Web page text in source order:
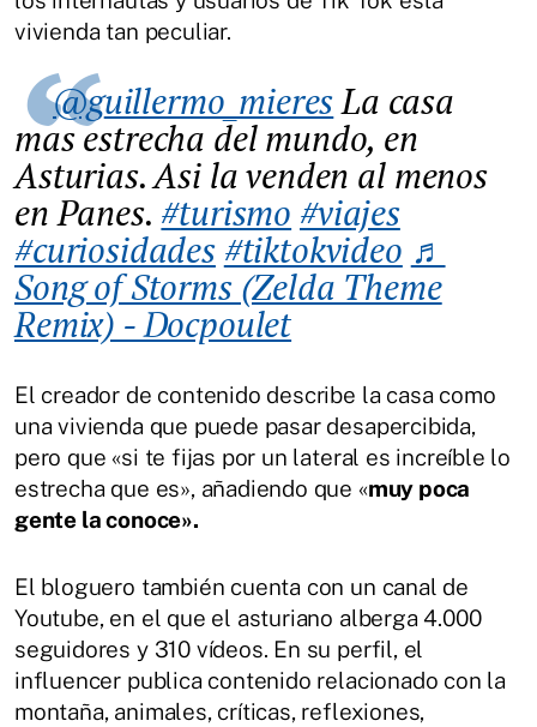
vivienda tan peculiar.
@guillermo_mieresLa casa
mas estrecha del mundo, en
Asturias. Asi la venden al menos
en Panes. #turismo #viajes
#curiosidades #tiktokvideo ♬
Song of Storms (Zelda Theme
Remix) - Docpoulet
El creador de contenido describe la casa como
una vivienda que puede pasar desapercibida,
pero que «si te fijas por un lateral es increíble lo
estrecha que es», añadiendo que «muy poca
gente la conoce».
El bloguero también cuenta con un canal de
Youtube, en el que el asturiano alberga 4.000
seguidores y 310 vídeos. En su perfil, el
influencer publica contenido relacionado con la
montaña, animales, críticas, reflexiones,